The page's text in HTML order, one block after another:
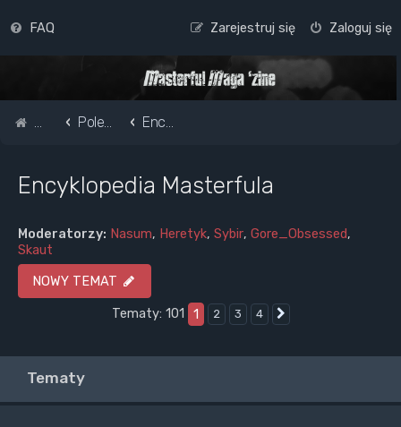
FAQ Zaloguj się
Zarejestruj się
Strona główna
Pole do popisu... Encyklopedia Masterfula
Encyklopedia Masterfula
Moderatorzy: Nasum, Heretyk, Sybir, Gore_Obsessed,
Skaut
NOWY TEMAT
Tematy: 101
1 2 3 4
Tematy